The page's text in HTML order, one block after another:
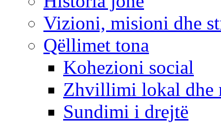
Vizioni, misioni dhe
Qëllimet tona
Kohezioni social
Zhvillimi lokal dhe
Sundimi i drejtë